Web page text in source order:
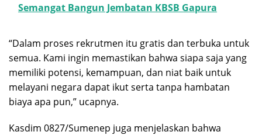
Semangat Bangun Jembatan KBSB Gapura
“Dalam proses rekrutmen itu gratis dan terbuka untuk
semua. Kami ingin memastikan bahwa siapa saja yang
memiliki potensi, kemampuan, dan niat baik untuk
melayani negara dapat ikut serta tanpa hambatan
biaya apa pun,” ucapnya.
Kasdim 0827/Sumenep juga menjelaskan bahwa